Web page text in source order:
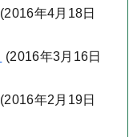
(2016年4月18日
(2016年3月16日
(2016年2月19日